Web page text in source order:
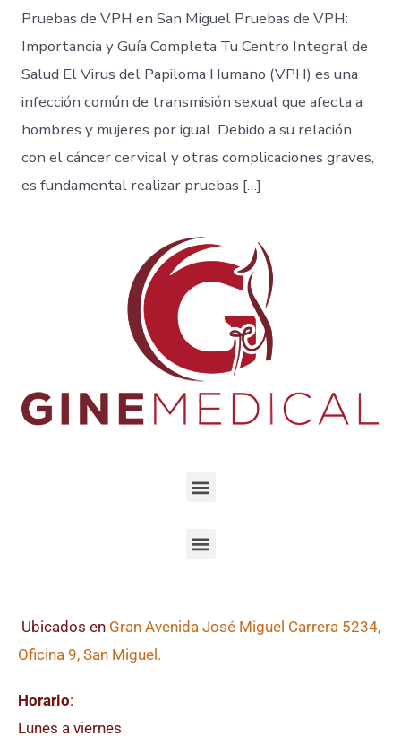
Pruebas de VPH en San Miguel Pruebas de VPH:
Importancia y Guía Completa Tu Centro Integral de
Salud El Virus del Papiloma Humano (VPH) es una
infección común de transmisión sexual que afecta a
hombres y mujeres por igual. Debido a su relación
con el cáncer cervical y otras complicaciones graves,
es fundamental realizar pruebas […]
Ubicados en Gran Avenida José Miguel Carrera 5234,
Oficina 9, San Miguel.
Horario:
Lunes a viernes